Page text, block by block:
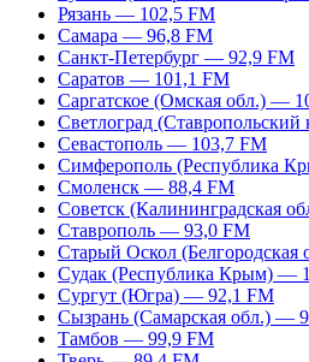
Рязань — 102,5 FM
Самара — 96,8 FM
Санкт-Петербург — 92,9 FM
Саратов — 101,1 FM
Саргатское (Омская обл.) —
Светлоград
Севастополь — 103,7 FM
Симферополь (Республика
Смоленск — 88,4 FM
Советск (Калининградская
Ставрополь — 93,0 FM
Старый Оскол
Судак (Республика Крым) —
Сургут (Югра) — 92,1 FM
Сызрань (Самарская обл.) —
Тамбов — 99,9 FM